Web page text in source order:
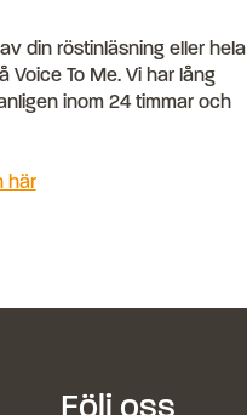
din röstinläsning eller hela
To Me. Vi har lång
inom 24 timmar och
här
Följ oss